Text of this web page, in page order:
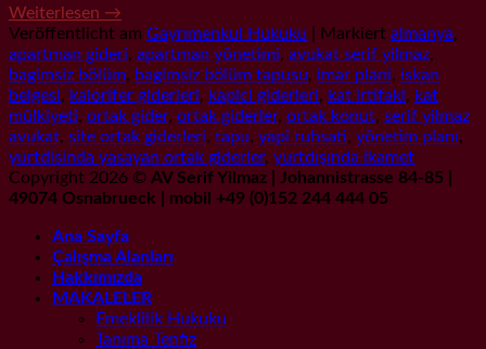
Weiterlesen →
Veröffentlicht am Gayrımenkul Hukuku Markiert almanya,
apartman gideri, apartman yönetimi, avukat serif yilmaz,
bagimsiz bölüm, bagimsiz bölüm tapusu, imar plani, iskan
belgesi, kalorifer giderleri, kapici giderleri, kat irtifaki, kat
mülkiyeti, ortak gider, ortak giderler, ortak konut, serif yilmaz
avukat, site ortak giderleri, tapu, yapi ruhsati, yönetim planı,
yurtdisinda yasayan ortak giderler, yurtdışında ikamet
Copyright 2026 © AV Serif Yilmaz | Johannistrasse 84-85 |
49074 Osnabrueck | mobil +49 (0)152 244 444 05
Ana Sayfa
Çalışma Alanları
Hakkımızda
MAKALELER
Emeklilik Hukuku
Tanıma Tenfiz